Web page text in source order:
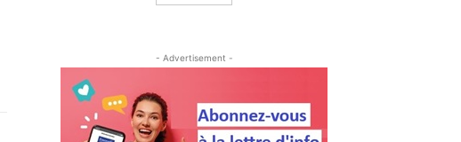
- Advertisement -